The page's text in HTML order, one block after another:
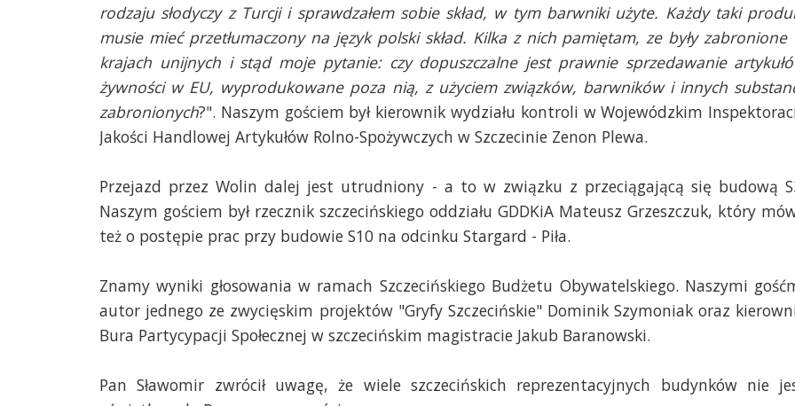
rodzaju słodyczy z Turcji i sprawdzałem sobie skład, w tym barwniki użyte. Każdy taki
musie mieć przetłumaczony na język polski skład. Kilka z nich pamiętam, ze były zabronione
krajach unijnych i stąd moje pytanie: czy dopuszczalne jest prawnie sprzedawanie
żywności w EU, wyprodukowane poza nią, z użyciem związków, barwników i innych
zabronionych?". Naszym gościem był kierownik wydziału kontroli w Wojewódzkim
Jakości Handlowej Artykułów Rolno-Spożywczych w Szczecinie Zenon Plewa.
Przejazd przez Wolin dalej jest utrudniony - a to w związku z przeciągającą się budową
Naszym gościem był rzecznik szczecińskiego oddziału GDDKiA Mateusz Grzeszczuk, który
też o postępie prac przy budowie S10 na odcinku Stargard - Piła.
Znamy wyniki głosowania w ramach Szczecińskiego Budżetu Obywatelskiego. Naszymi
autor jednego ze zwycięskim projektów "Gryfy Szczecińskie" Dominik Szymoniak oraz
Bura Partycypacji Społecznej w szczecińskim magistracie Jakub Baranowski.
Pan Sławomir zwrócił uwagę, że wiele szczecińskich reprezentacyjnych budynków nie